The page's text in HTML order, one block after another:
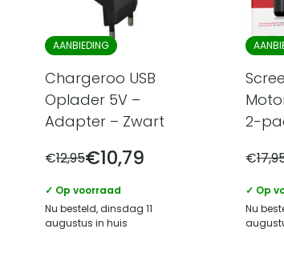
AANBIEDING
Chargeroo USB
Oplader 5V –
Adapter – Zwart
€12,95€10,79
✓ Op voorraad
Nu besteld, dinsdag 11
augustus in huis
2-
€
✓ Op
Nu